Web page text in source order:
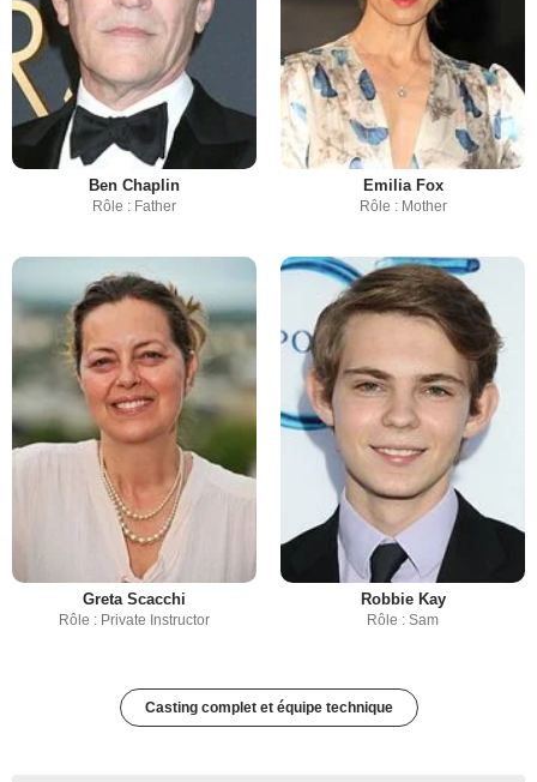
Ben Chaplin
Rôle : Father
Emilia Fox
Rôle : Mother
Greta Scacchi
Rôle : Private Instructor
Robbie Kay
Rôle : Sam
Casting complet et équipe technique